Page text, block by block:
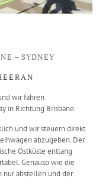
– SYDNEY
wir fahren
in Richtung Brisbane.
und wir steuern direkt
abzugeben. Der
Ostküste entlang
Genauso wie die
nur abstellen und der